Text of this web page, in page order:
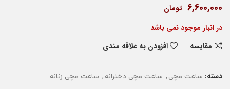
6,600,000 تومان
در انبار موجود نمی باشد
مقایسه
افزودن به علاقه مندی
دسته: ساعت مچی, ساعت مچی دخترانه, ساعت مچی زنانه